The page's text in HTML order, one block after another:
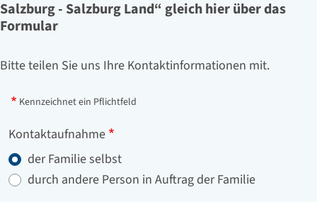
Salzburg - Salzburg Land“ gleich hier über das
Formular
Bitte teilen Sie uns Ihre Kontaktinformationen mit.
Kennzeichnet ein Pflichtfeld
Kontaktaufnahme
der Familie selbst
durch andere Person in Auftrag der Familie